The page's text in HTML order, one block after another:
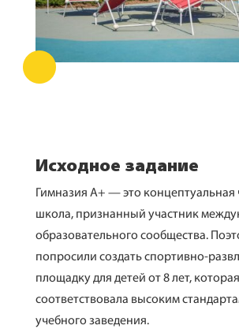
Исходное задание
Гимназия А+ — это концептуальная
школа, признанный участник
образовательного сообщества.
попросили создать спортивно-
площадку для детей от 8 лет,
соответствовала высоким
учебного заведения.